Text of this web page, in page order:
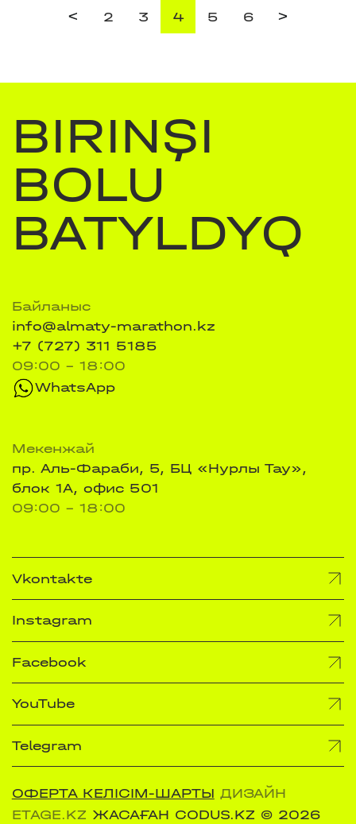
< 2 3 4 5 6 >
BIRINŞI
BOLU
BATYLDYQ
Байланыс
info@almaty-marathon.kz
+7 (727) 311 5185
09:00 - 18:00
WhatsApp
Мекенжай
пр. Аль-Фараби, 5, БЦ «Нурлы Тау»,
блок 1А, офис 501
09:00 - 18:00
Vkontakte
Instagram
Facebook
YouTube
Telegram
ОФЕРТА КЕЛІСІМ-ШАРТЫ ДИЗАЙН
ETAGE.KZ ЖАСАҒАН CODUS.KZ © 2026